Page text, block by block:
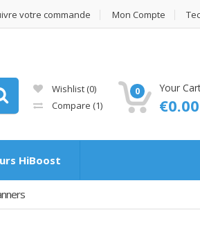
votre commande Mon Compte
Wishlist (0)
Compare (1)
0 Your
€0.00
HiBoost